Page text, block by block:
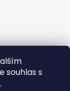
souhlas s
.